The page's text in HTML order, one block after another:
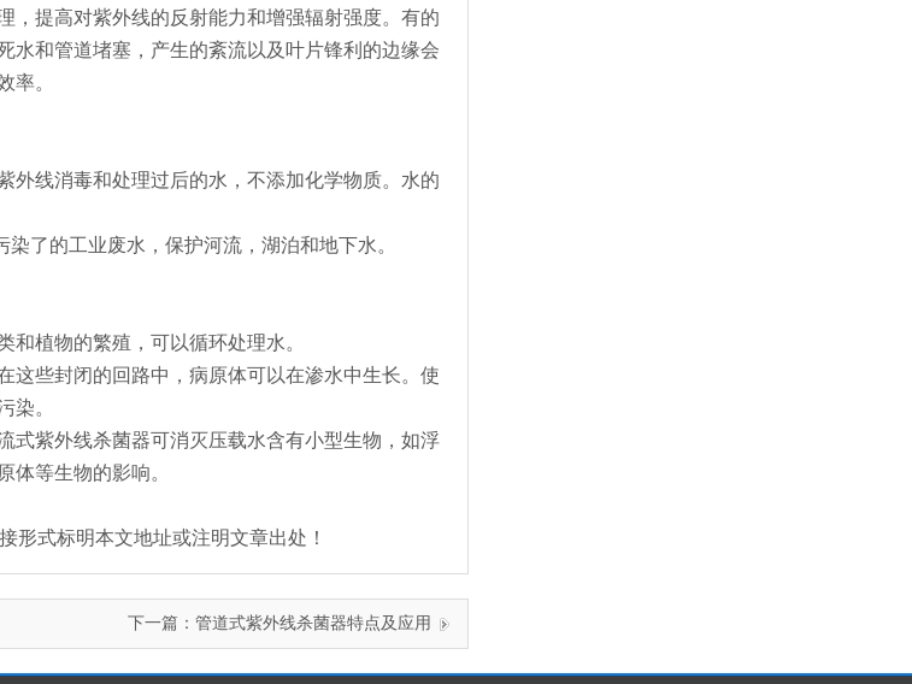
，提高对紫外线的反射能力和增强辐射强度。有的
水和管道堵塞，产生的紊流以及叶片锋利的边缘会
率。
外线消毒和处理过后的水，不添加化学物质。水的
了的工业废水，保护河流，湖泊和地下水。
植物的繁殖，可以循环处理水。
这些封闭的回路中，病原体可以在渗水中生长。使
染。
式紫外线杀菌器可消灭压载水含有小型生物，如浮
体等生物的影响。
形式标明本文地址或注明文章出处！
下一篇： 管道式紫外线杀菌器特点及应用